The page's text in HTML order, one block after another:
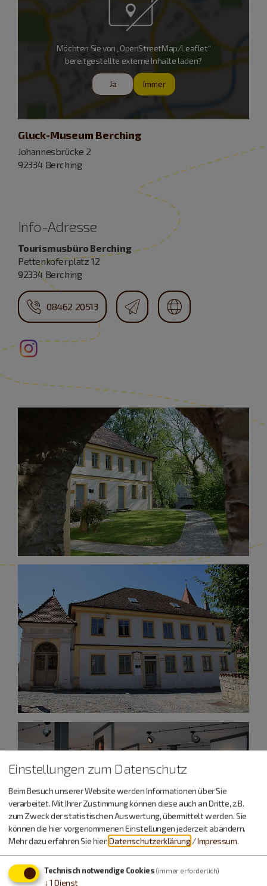
Möchten Sie von „OpenStreetMap/Leaflet“
bereitgestellte externe Inhalte laden?
Ja Immer
Gluck-Museum Berching
Johannesbrücke 2
92334 Berching
Info-Adresse
Tourismusbüro Berching
Pettenkoferplatz 12
92334 Berching
08462 20513
Einstellungen zum Datenschutz
Beim Besuch unserer Website werden Informationen über Sie
verarbeitet. Mit Ihrer Zustimmung können diese auch an Dritte, z.B.
zum Zweck der statistischen Auswertung, übermittelt werden. Sie
können die hier vorgenommenen Einstellungen jederzeit abändern.
Mehr dazu erfahren Sie hier:Datenschutzerklärung /Impressum.
Technisch notwendige Cookies (immer erforderlich)
↓ 1 Dienst